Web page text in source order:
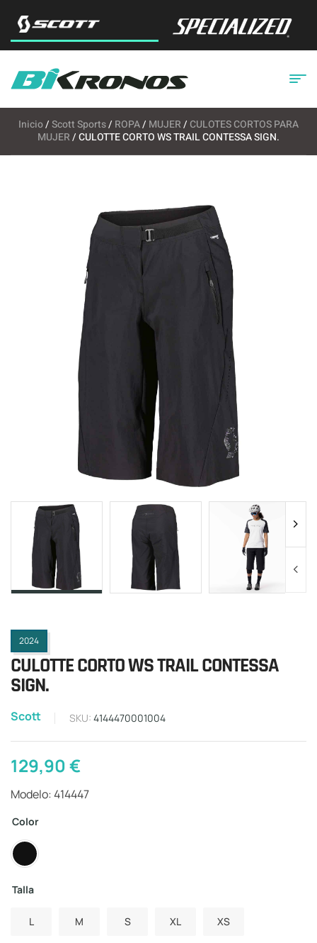
Inicio/Scott Sports/ ROPA/ MUJER/ CULOTES CORTOS PARA
MUJER/ CULOTTE CORTO WS TRAIL CONTESSA SIGN.
2024
CULOTTE CORTO WS TRAIL CONTESSA
SIGN.
Scott SKU: 4144470001004
129,90€
Modelo: 414447
Color
Talla
L M S XL XS